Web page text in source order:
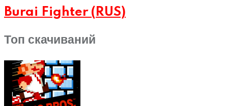
Burai Fighter (RUS)
Топ скачиваний